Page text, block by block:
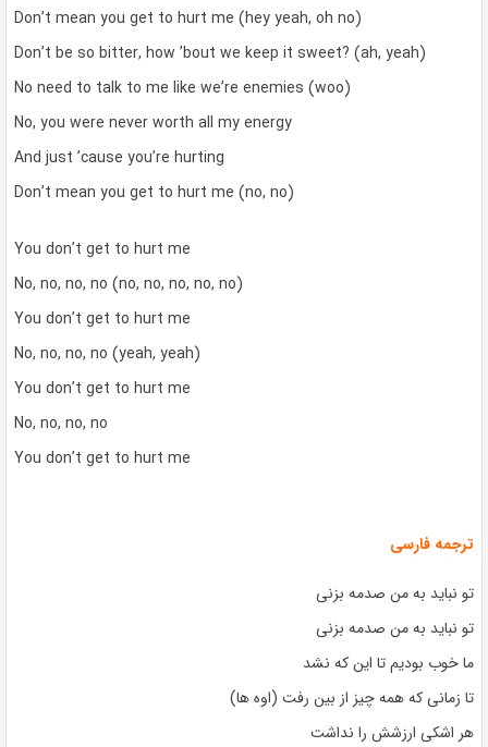
Don’t mean you get to hurt me (hey yeah, oh no)
Don’t be so bitter, how ’bout we keep it sweet? (ah, yeah)
No need to talk to me like we’re enemies (woo)
No, you were never worth all my energy
And just ’cause you’re hurting
Don’t mean you get to hurt me (no, no)
You don’t get to hurt me
No, no, no, no (no, no, no, no, no)
You don’t get to hurt me
No, no, no, no (yeah, yeah)
You don’t get to hurt me
No, no, no, no
You don’t get to hurt me
ترجمه فارسی
تو نباید به من صدمه بزنی
تو نباید به من صدمه بزنی
ما خوب بودیم تا این که نشد
تا زمانی که همه چیز از بین رفت (اوه ها)
هر اشکی ارزشش را نداشت